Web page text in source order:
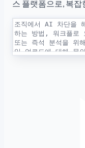
스 플랫폼으로, 복